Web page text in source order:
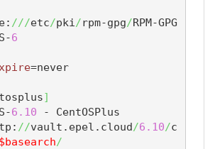
///etc/pki/rpm-gpg/RPM-GPG
6
=never
]
6.10
//vault.epel.cloud/6.10/c
$basearch/